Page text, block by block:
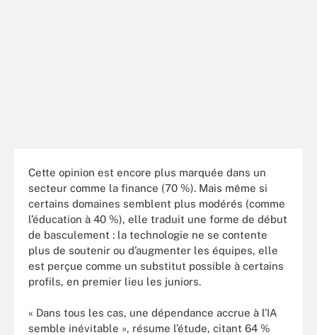
Cette opinion est encore plus marquée dans un
secteur comme la finance (70 %). Mais même si
certains domaines semblent plus modérés (comme
l’éducation à 40 %), elle traduit une forme de début
de basculement : la technologie ne se contente
plus de soutenir ou d’augmenter les équipes, elle
est perçue comme un substitut possible à certains
profils, en premier lieu les juniors.
« Dans tous les cas, une dépendance accrue à l’IA
semble inévitable », résume l’étude, citant 64 %